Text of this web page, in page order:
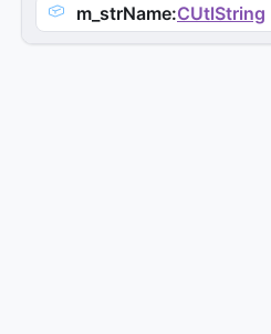
m_strName:CUtlString